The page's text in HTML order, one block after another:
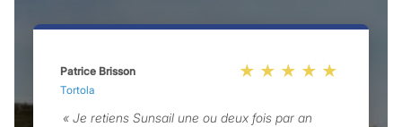
Patrice Brisson
Tortola
« Je retiens Sunsail une ou deux fois par an